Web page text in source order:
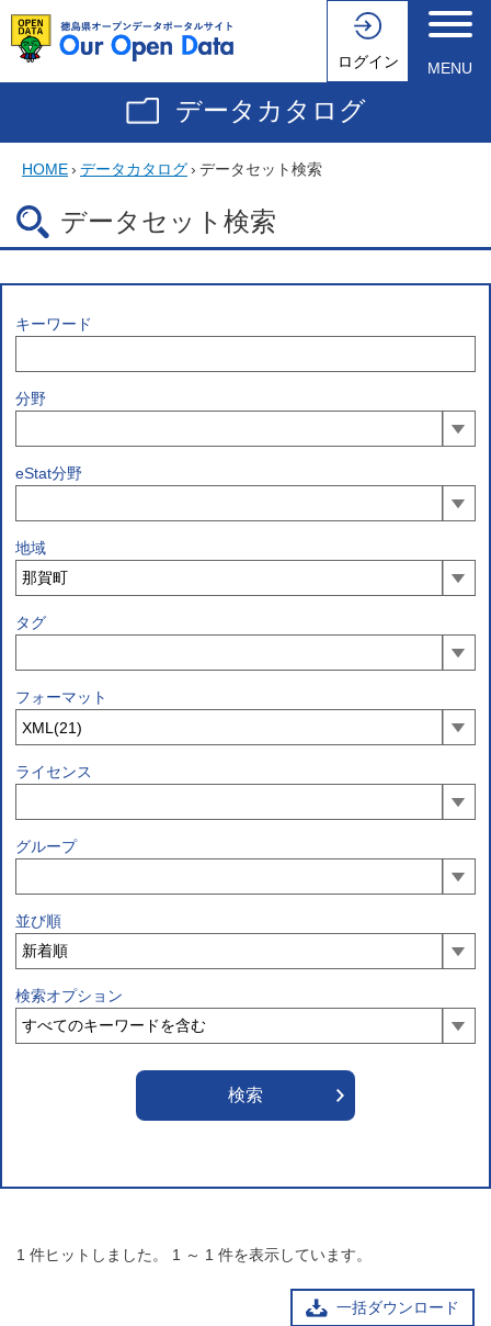
ログイン MENU
データカタログ
HOME› データカタログ› データセット検索
データセット検索
キーワード
分野
eStat分野
地域
タグ
フォーマット
ライセンス
グループ
並び順
検索オプション
1 件ヒットしました。 1 ～ 1 件を表示しています。
一括ダウンロード